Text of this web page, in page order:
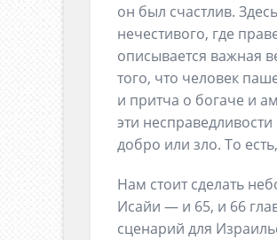
он был счастлив.
нечестивого, где
описывается важная
того, что человек
и притча о богаче и
эти
добро или зло. То
Нам стоит сделать
Исайи — и 65, и 66
сценарий для